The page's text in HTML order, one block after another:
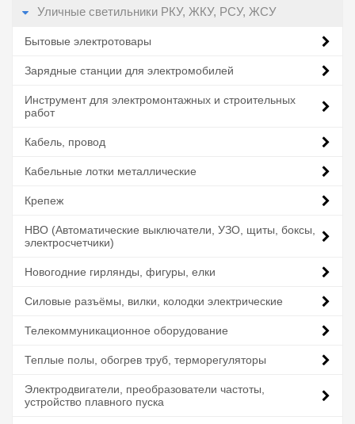
Уличные светильники РКУ, ЖКУ, РСУ, ЖСУ
Бытовые электротовары
Зарядные станции для электромобилей
Инструмент для электромонтажных и строительных
работ
Кабель, провод
Кабельные лотки металлические
Крепеж
НВО (Автоматические выключатели, УЗО, щиты, боксы,
электросчетчики)
Новогодние гирлянды, фигуры, елки
Силовые разъёмы, вилки, колодки электрические
Телекоммуникационное оборудование
Теплые полы, обогрев труб, терморегуляторы
Электродвигатели, преобразователи частоты,
устройство плавного пуска